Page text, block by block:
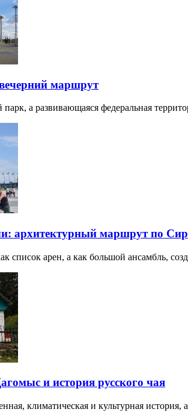
маршрут
а развивающаяся федеральная
архитектурный маршрут по
список арен, а как большой ансамбль,
и история русского чая
климатическая и культурная история,